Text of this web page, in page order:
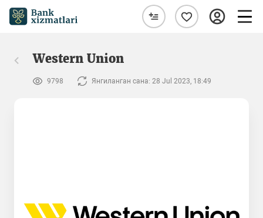
Western Union
9798 Янгиланган сана: 28 Jul 2023, 18:49